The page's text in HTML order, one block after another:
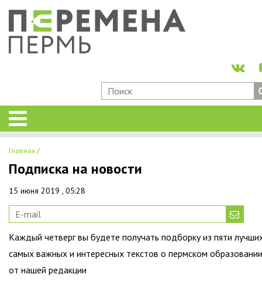
Главная
Подписка на новости
15 июня 2019 , 05:28
Каждый четверг вы будете получать подборку из пяти
самых важных и интересных текстов о пермском образовании
от нашей редакции